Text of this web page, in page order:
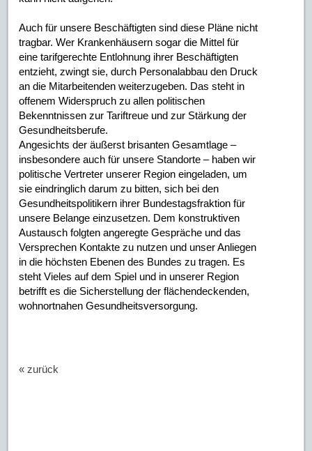
Auch für unsere Beschäftigten sind diese Pläne nicht
tragbar. Wer Krankenhäusern sogar die Mittel für
eine tarifgerechte Entlohnung ihrer Beschäftigten
entzieht, zwingt sie, durch Personalabbau den Druck
an die Mitarbeitenden weiterzugeben. Das steht in
offenem Widerspruch zu allen politischen
Bekenntnissen zur Tariftreue und zur Stärkung der
Gesundheitsberufe.
Angesichts der äußerst brisanten Gesamtlage –
insbesondere auch für unsere Standorte – haben wir
politische Vertreter unserer Region eingeladen, um
sie eindringlich darum zu bitten, sich bei den
Gesundheitspolitikern ihrer Bundestagsfraktion für
unsere Belange einzusetzen. Dem konstruktiven
Austausch folgten angeregte Gespräche und das
Versprechen Kontakte zu nutzen und unser Anliegen
in die höchsten Ebenen des Bundes zu tragen. Es
steht Vieles auf dem Spiel und in unserer Region
betrifft es die Sicherstellung der flächendeckenden,
wohnortnahen Gesundheitsversorgung.
« zurück